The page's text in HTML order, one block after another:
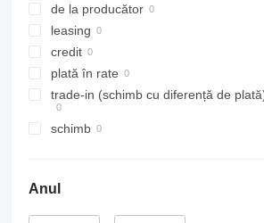
de la producător
leasing
credit
plată în rate
trade-in (schimb cu diferență de
schimb
Anul